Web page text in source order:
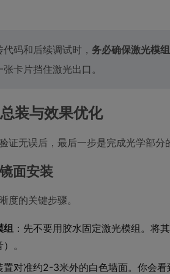
代码和后续调试时， 务必确保激光模
卡片挡住激光出口。
装与效果优化
证无误后，最后一步是完成光学部
面安装
度的关键步骤。
组 ：先不要用胶水固定激光模组。将
。
置对准约2-3米外的白色墙面。你会